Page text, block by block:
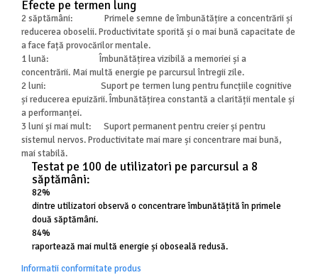
Efecte pe termen lung
2 săptămâni: Primele semne de îmbunătățire a concentrării și
reducerea oboselii. Productivitate sporită și o mai bună capacitate de
a face față provocărilor mentale.
1 lună: Îmbunătățirea vizibilă a memoriei și a
concentrării. Mai multă energie pe parcursul întregii zile.
2 luni: Suport pe termen lung pentru funcțiile cognitive
și reducerea epuizării. Îmbunătățirea constantă a clarității mentale și
a performanței.
3 luni și mai mult: Suport permanent pentru creier și pentru
sistemul nervos. Productivitate mai mare și concentrare mai bună,
mai stabilă.
Testat pe 100 de utilizatori pe parcursul a 8
săptămâni:
82%
dintre utilizatori observă o concentrare îmbunătățită în primele
două săptămâni.
84%
raportează mai multă energie și oboseală redusă.
Informatii conformitate produs